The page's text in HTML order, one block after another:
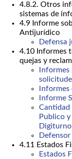
4.8.2. Otros
sistemas de
4.9 Informe
Antijurídico
Defensa
4.10 Informes
quejas y
Informe
Cantidad
Publico
Digiturno
4.11 Estados
Estados